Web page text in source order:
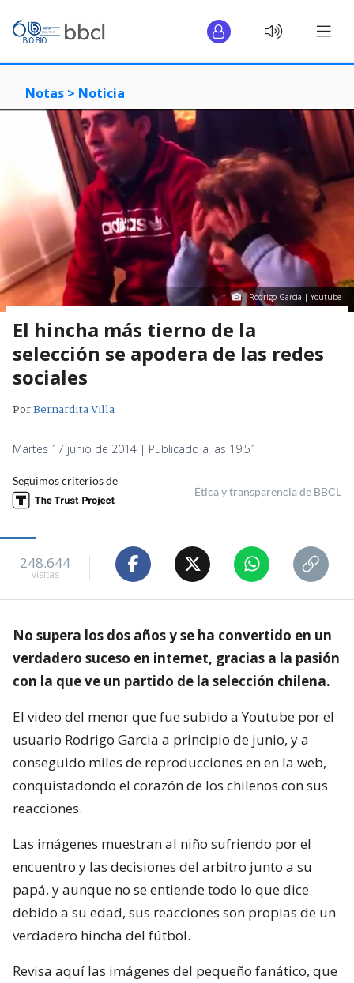
Notas > Noticia
Rodrigo Garcia | Youtube
El hincha más tierno de la
selección se apodera de las redes
sociales
PorBernardita Villa
Martes 17 junio de 2014 | Publicado a las 19:51
Seguimos criterios de
Ética y transparencia de BBCL
248.644
visitas
No supera los dos años y se ha convertido en un
verdadero suceso en internet, gracias a la pasión
con la que ve un partido de la selección chilena.
El video del menor que fue subido a Youtube por el
usuario Rodrigo Garcia a principio de junio, y a
conseguido miles de reproducciones en en la web,
conquistadondo el corazón de los chilenos con sus
reacciones.
Las imágenes muestran al niño sufriendo por el
encuentro y las decisiones del arbitro junto a su
papá, y aunque no se entiende todo lo que dice
debido a su edad, sus reacciones son propias de un
verdadero hincha del fútbol.
Revisa aquí las imágenes del pequeño fanático, que